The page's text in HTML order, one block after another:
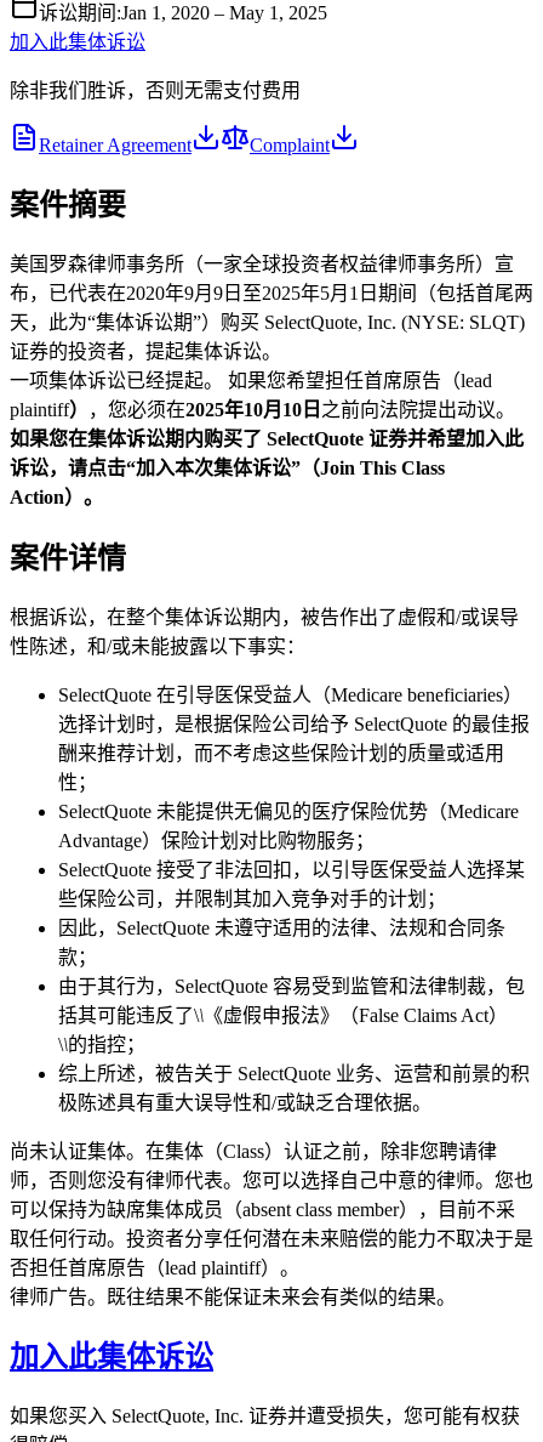
诉讼期间 :Jan 1, 2020 – May 1, 2025
加入此集体诉讼
除非我们胜诉，否则无需支付费用
Retainer Agreement Complaint
案件摘要
美国罗森律师事务所（一家全球投资者权益律师事务所）宣
布，已代表在2020年9月9日至2025年5月1日期间（包括首尾两
天，此为“集体诉讼期”）购买 SelectQuote, Inc. (NYSE: SLQT)
证券的投资者，提起集体诉讼。
一项集体诉讼已经提起。 如果您希望担任首席原告（lead
plaintiff） ，您必须在2025年10月10日 之前向法院提出动议。
如果您在集体诉讼期内购买了 SelectQuote 证券并希望加入此
诉讼，请点击“加入本次集体诉讼”（Join This Class
Action）。
案件详情
根据诉讼，在整个集体诉讼期内，被告作出了虚假和/或误导
性陈述，和/或未能披露以下事实：
SelectQuote 在引导医保受益人（Medicare beneficiaries）
选择计划时，是根据保险公司给予 SelectQuote 的最佳报
酬来推荐计划，而不考虑这些保险计划的质量或适用
性；
SelectQuote 未能提供无偏见的医疗保险优势（Medicare
Advantage）保险计划对比购物服务；
SelectQuote 接受了非法回扣，以引导医保受益人选择某
些保险公司，并限制其加入竞争对手的计划；
因此，SelectQuote 未遵守适用的法律、法规和合同条
款；
由于其行为，SelectQuote 容易受到监管和法律制裁，包
括其可能违反了\\ 《虚假申报法》（False Claims Act）
\\的指控；
综上所述，被告关于 SelectQuote 业务、运营和前景的积
极陈述具有重大误导性和/或缺乏合理依据。
尚未认证集体。在集体（Class）认证之前，除非您聘请律
师，否则您没有律师代表。您可以选择自己中意的律师。您也
可以保持为缺席集体成员（absent class member），目前不采
取任何行动。投资者分享任何潜在未来赔偿的能力不取决于是
否担任首席原告（lead plaintiff）。
律师广告。既往结果不能保证未来会有类似的结果。
加入此集体诉讼
如果您买入 SelectQuote, Inc. 证券并遭受损失，您可能有权获